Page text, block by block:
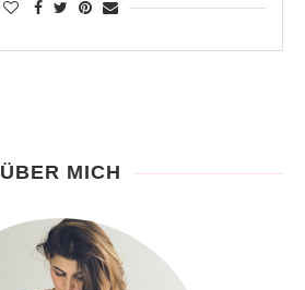
ÜBER MICH